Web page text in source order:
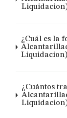
¿Cuál es la
¿Cuántos